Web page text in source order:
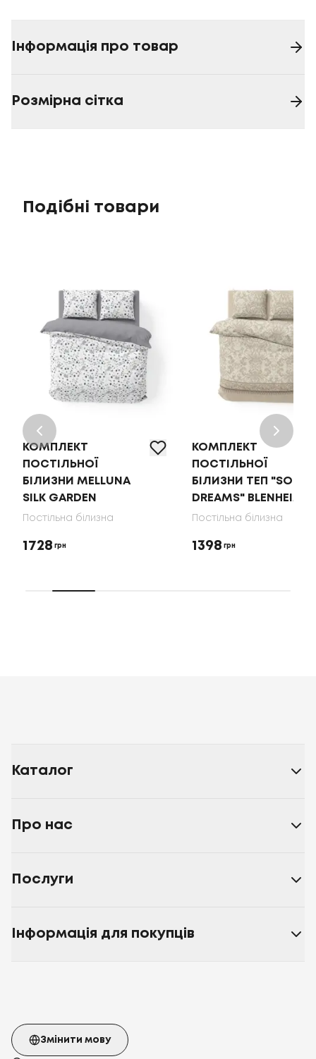
Інформація про товар
Розмірна сітка
Подібні товари
КОМПЛЕКТ
ПОСТІЛЬНОЇ
БІЛИЗНИ MELLUNA
SILK GARDEN
Постільна білизна
1728 грн
КОМПЛЕКТ
ПОСТІЛЬНОЇ
БІЛИЗНИ ТЕП "SOFT
DREAMS" BLENHEIM
Постільна білизна
1398 грн
Каталог
Про нас
Послуги
Інформація для покупців
Змінити мову